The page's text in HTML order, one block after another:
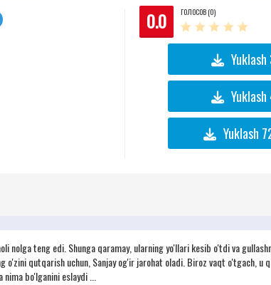
0.0 ГОЛОСОВ (0)
Yuklash
teng edi. Shunga qaramay, ularning yo'llari kesib o'tdi va
qutqarish uchun, Sanjay og'ir jarohat oladi. Biroz vaqt o'tgach, u
bo'lganini eslaydi ...